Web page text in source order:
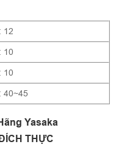
: 12
: 10
: 10
: 40~45
Yasaka
THỰC